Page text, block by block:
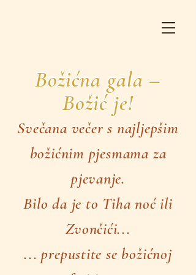
Božićna gala –
Božić je!
Svečana večer s najljepšim
božićnim pjesmama za
pjevanje.
Bilo da je to Tiha noć ili
Zvončići...
... prepustite se božićnoj